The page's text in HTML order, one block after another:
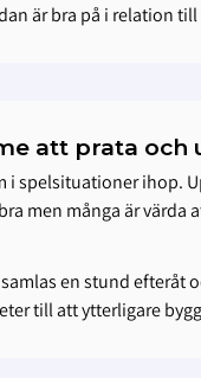
är bra på i relation
att prata och
spelsituationer ihop.
men många är
en stund
till att ytterligare